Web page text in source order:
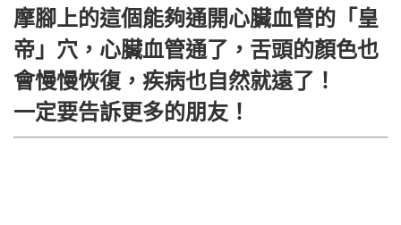
摩腳上的這個能夠通開心臟血管的「皇
帝」穴，心臟血管通了，舌頭的顏色也
會慢慢恢復，疾病也自然就遠了！
一定要告訴更多的朋友！